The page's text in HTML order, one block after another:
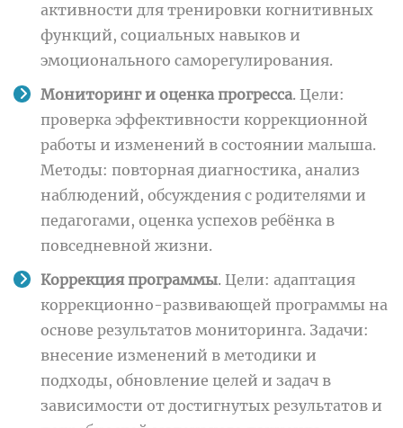
активности для тренировки когнитивных
функций, социальных навыков и
эмоционального саморегулирования.
Мониторинг и оценка прогресса. Цели:
проверка эффективности коррекционной
работы и изменений в состоянии малыша.
Методы: повторная диагностика, анализ
наблюдений, обсуждения с родителями и
педагогами, оценка успехов ребёнка в
повседневной жизни.
Коррекция программы. Цели: адаптация
коррекционно-развивающей программы на
основе результатов мониторинга. Задачи:
внесение изменений в методики и
подходы, обновление целей и задач в
зависимости от достигнутых результатов и